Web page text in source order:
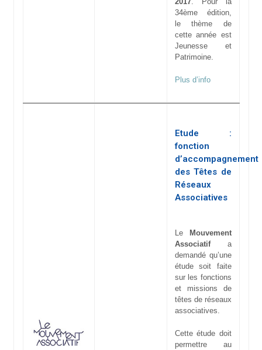
34ème édition,
le thème de
cette année est
Jeunesse et
Patrimoine.
Plus d’info
Etude :
fonction
d’accompagnement
des Têtes de
Réseaux
Associatives
Le
Mouvement
Associatifa
demandé qu’une
étude soit faite
sur les fonctions
et missions de
têtes de réseaux
associatives.
Cette étude doit
permettre au